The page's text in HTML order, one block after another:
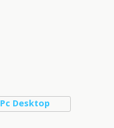
Pc Desktop